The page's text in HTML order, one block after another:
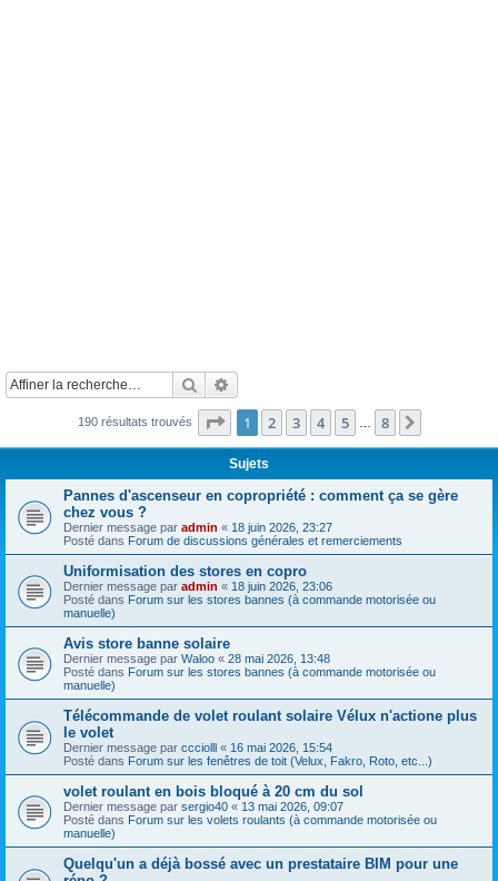
Rechercher
190 résultats trouvés Page 1sur8
1 2 3 4 5 8
Sujets
Pannes d'ascenseur en copropriété : comment ça se gère
chez vous ?
Dernier message par admin « 18 juin 2026, 23:27
Posté dans Forum de discussions générales et remerciements
Uniformisation des stores en copro
Dernier message par admin « 18 juin 2026, 23:06
Posté dans Forum sur les stores bannes (à commande motorisée ou
manuelle)
Avis store banne solaire
Dernier message par Waloo « 28 mai 2026, 13:48
Posté dans Forum sur les stores bannes (à commande motorisée ou
manuelle)
Télécommande de volet roulant solaire Vélux n'actione plus
le volet
Dernier message par ccciolll « 16 mai 2026, 15:54
Posté dans Forum sur les fenêtres de toit (Velux, Fakro, Roto, etc...)
volet roulant en bois bloqué à 20 cm du sol
Dernier message par sergio40 « 13 mai 2026, 09:07
Posté dans Forum sur les volets roulants (à commande motorisée ou
manuelle)
Quelqu'un a déjà bossé avec un prestataire BIM pour une